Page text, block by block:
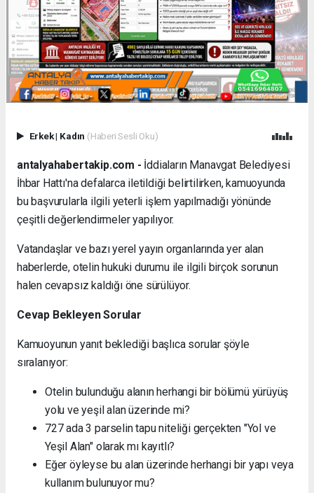
Erkek| Kadın (Haberi Sesli Oku)
antalyahabertakip.com - İddiaların Manavgat Belediyesi
İhbar Hattı'na defalarca iletildiği belirtilirken, kamuoyunda
bu başvurularla ilgili yeterli işlem yapılmadığı yönünde
çeşitli değerlendirmeler yapılıyor.
Vatandaşlar ve bazı yerel yayın organlarında yer alan
haberlerde, otelin hukuki durumu ile ilgili birçok sorunun
halen cevapsız kaldığı öne sürülüyor.
Cevap Bekleyen Sorular
Kamuoyunun yanıt beklediği başlıca sorular şöyle
sıralanıyor:
Otelin bulunduğu alanın herhangi bir bölümü yürüyüş
yolu ve yeşil alan üzerinde mi?
727 ada 3 parselin tapu niteliği gerçekten "Yol ve
Yeşil Alan" olarak mı kayıtlı?
Eğer öyleyse bu alan üzerinde herhangi bir yapı veya
kullanım bulunuyor mu?